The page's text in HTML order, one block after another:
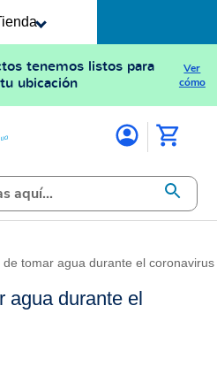
tenemos listos para
ubicación
Ver
cómo
de tomar agua durante el coronavirus
agua durante el